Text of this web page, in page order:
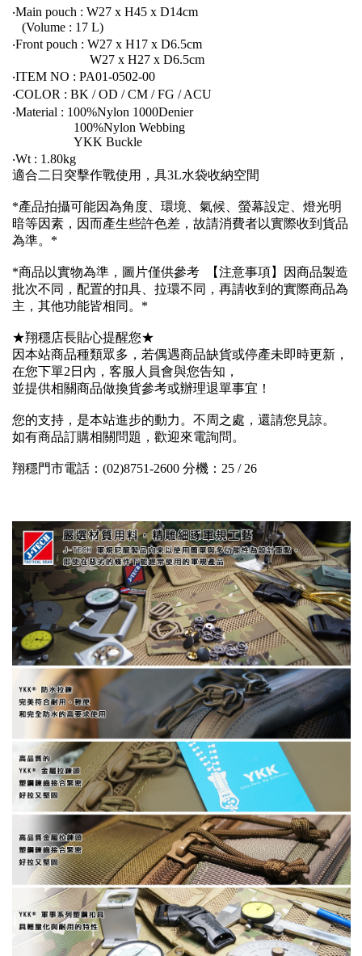
‧Main pouch : W27 x H45 x D14cm
(Volume : 17 L)
‧Front pouch : W27 x H17 x D6.5cm
W27 x H27 x D6.5cm
‧ITEM NO : PA01-0502-00
‧COLOR : BK / OD / CM / FG / ACU
‧Material : 100%Nylon 1000Denier
100%Nylon Webbing
YKK Buckle
‧Wt : 1.80kg
適合二日突擊作戰使用，具3L水袋收納空間
*產品拍攝可能因為角度、環境、氣候、螢幕設定、燈光明
暗等因素，因而產生些許色差，故請消費者以實際收到貨品
為準。*
*商品以實物為準，圖片僅供參考 【注意事項】因商品製造
批次不同，配置的扣具、拉環不同，再請收到的實際商品為
主，其他功能皆相同。*
★翔穩店長貼心提醒您★
因本站商品種類眾多，若偶遇商品缺貨或停產未即時更新，
在您下單2日內，客服人員會與您告知，
並提供相關商品做換貨參考或辦理退單事宜！
您的支持，是本站進步的動力。不周之處，還請您見諒。
如有商品訂購相關問題，歡迎來電詢問。
翔穩門市電話：(02)8751-2600 分機：25 / 26